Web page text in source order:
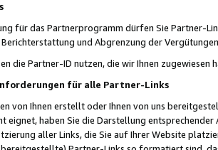
für das Partnerprogramm dürfen Sie Partner-
und Abgrenzung der
die Partner-ID nutzen, die wir Ihnen zugewiesen
für alle Partner-Links
von Ihnen erstellt oder Ihnen von uns
eignet, haben Sie die Darstellung
aller Links, die Sie auf Ihrer Website